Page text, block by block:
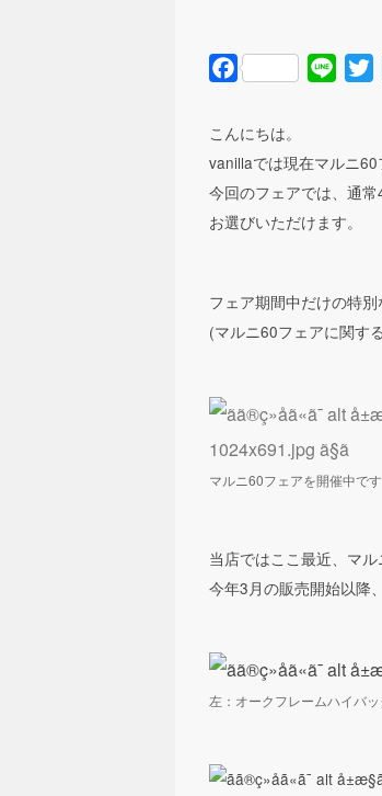
Facebook Line
こんにちは。
vanillaでは現在マルニ60
今回のフェアでは、通
お選びいただけます。
フェア期間中だけの特
(マルニ60フェアに関す
マルニ60フェアを開催中です
当店ではここ最近、マ
今年3月の販売開始以降
左：オークフレームハイバ